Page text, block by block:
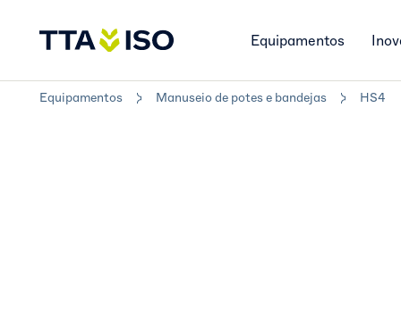
Equipamentos
Equipamentos Manuseio de potes e bandejas HS4